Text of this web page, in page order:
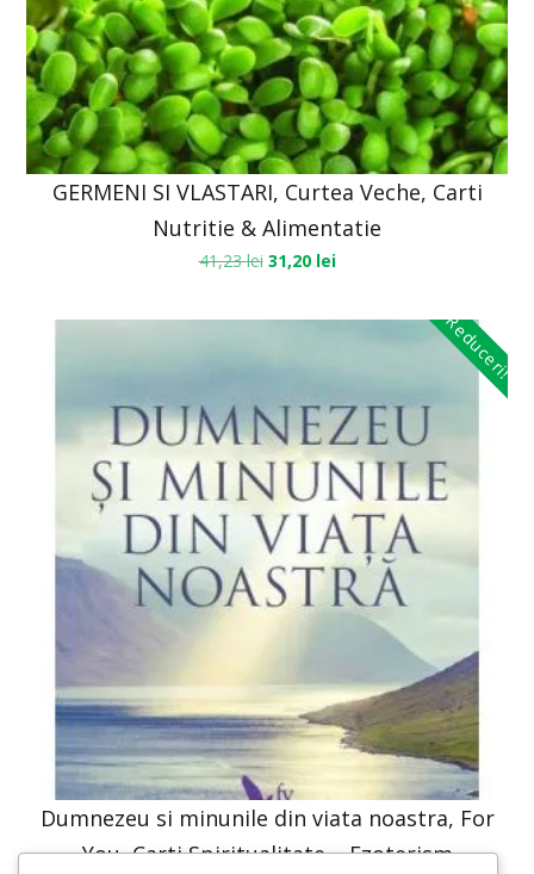
GERMENI SI VLASTARI, Curtea Veche, Carti
Nutritie & Alimentatie
41,23lei 31,20 lei
Reduceri!
Dumnezeu si minunile din viata noastra, For
You, Carti Spiritualitate – Ezoterism